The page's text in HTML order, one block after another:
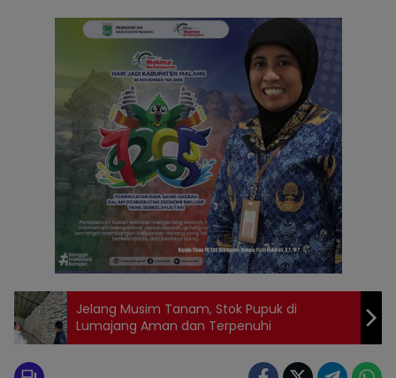
Jelang Musim Tanam, Stok Pupuk di
Lumajang Aman dan Terpenuhi